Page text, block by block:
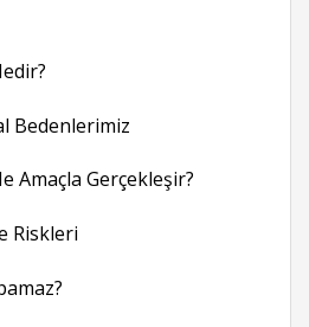
Bedenlerimiz
Amaçla Gerçekleşir?
Riskleri